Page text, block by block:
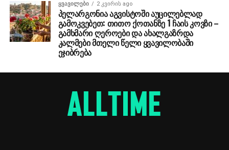
ᲧᲕᲐᲕᲘᲚᲔᲑᲘ 2 კვირის ago
პელარგონია აგვისტოში აუცილებლად
გამოკვებეთ: თითო ქოთანზე 1 ჩაის კოვზი –
გამხმარი ღეროები და ახალგაზრდა
კალმები მთელი წელი ყვავილობაში
ეჯიბრება